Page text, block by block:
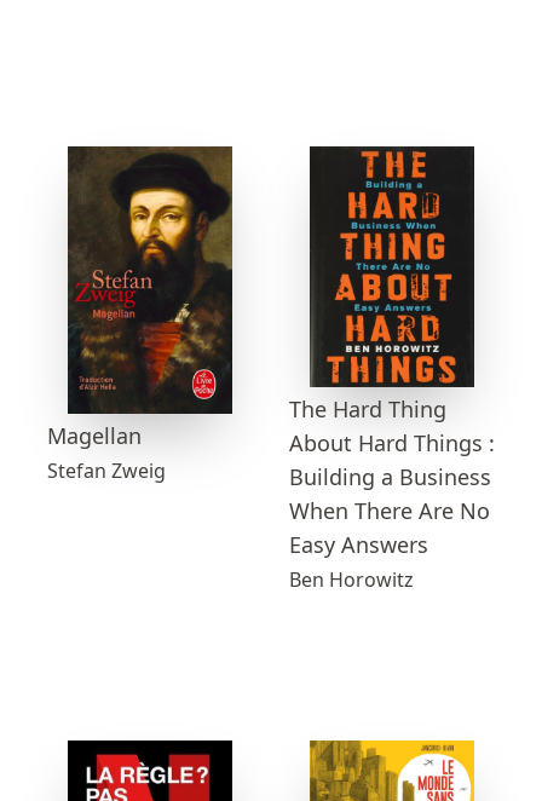
Magellan
Stefan Zweig
The Hard Thing
About Hard Things :
Building a Business
When There Are No
Easy Answers
Ben Horowitz